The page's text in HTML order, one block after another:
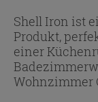
Shell Iron ist
Produkt,
einer
Wohnzimmer